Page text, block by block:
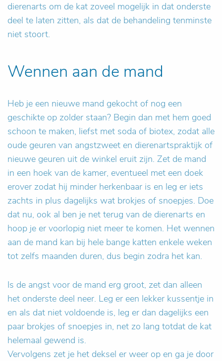
dierenarts om de kat zoveel mogelijk in dat onderste
deel te laten zitten, als dat de behandeling tenminste
niet stoort.
Wennen aan de mand
Heb je een nieuwe mand gekocht of nog een
geschikte op zolder staan? Begin dan met hem goed
schoon te maken, liefst met soda of biotex, zodat alle
oude geuren van angstzweet en dierenartspraktijk of
nieuwe geuren uit de winkel eruit zijn. Zet de mand
in een hoek van de kamer, eventueel met een doek
erover zodat hij minder herkenbaar is en leg er iets
zachts in plus dagelijks wat brokjes of snoepjes. Doe
dat nu, ook al ben je net terug van de dierenarts en
hoop je er voorlopig niet meer te komen. Het wennen
aan de mand kan bij hele bange katten enkele weken
tot zelfs maanden duren, dus begin zodra het kan.
Is de angst voor de mand erg groot, zet dan alleen
het onderste deel neer. Leg er een lekker kussentje in
en als dat niet voldoende is, leg er dan dagelijks een
paar brokjes of snoepjes in, net zo lang totdat de kat
helemaal gewend is.
Vervolgens zet je het deksel er weer op en ga je door